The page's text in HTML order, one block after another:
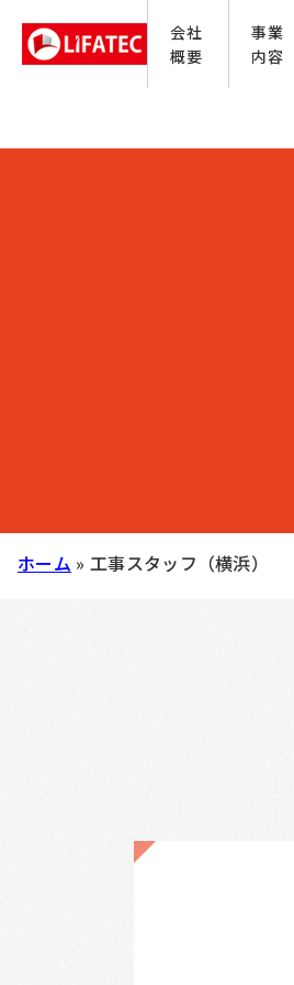
会社
概要
事業
内容
ホーム » 工事スタッフ（横浜）